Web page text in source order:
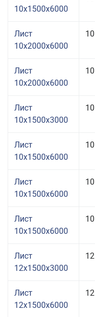
10x1500x6000
Лист
10x2000x6000
10
Лист
10x2000x6000
10
Лист
10x1500x3000
10
Лист
10x1500x6000
10
Лист
10x1500x6000
10
Лист
10x1500x6000
10
Лист
12x1500x3000
12
Лист
12x1500x6000
12